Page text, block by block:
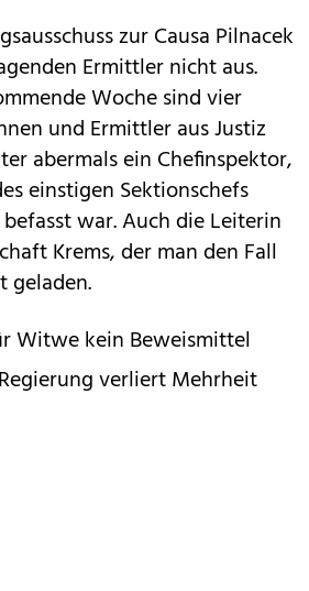
zur Causa Pilnacek
Ermittler nicht aus.
Woche sind vier
und Ermittler aus Justiz
abermals ein Chefinspektor,
einstigen Sektionschefs
war. Auch die Leiterin
Krems, der man den Fall
geladen.
Witwe kein Beweismittel
verliert Mehrheit